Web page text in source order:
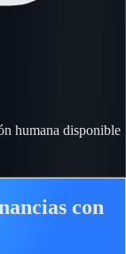
humana disponible
con